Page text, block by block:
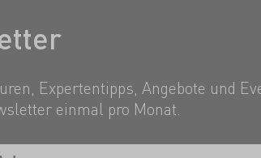
Expertentipps, Angebote und
einmal pro Monat.